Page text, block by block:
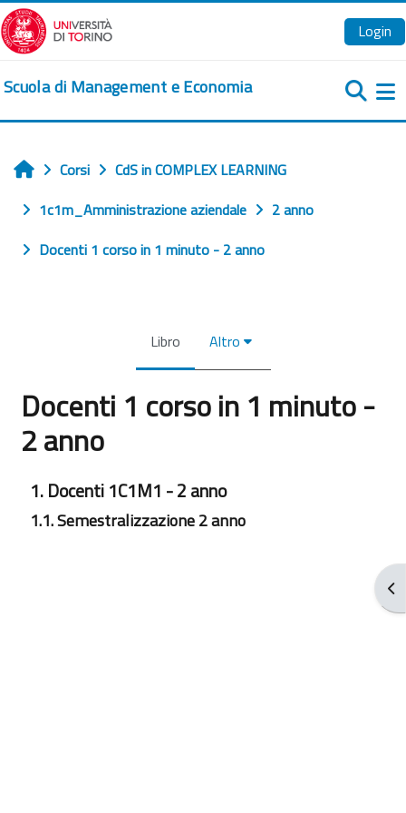
Vai al contenuto principale
Login
Scuola di Management e Economia
Home
Corsi
CdS in COMPLEX LEARNING
1c1m_Amministrazione aziendale
2 anno
Docenti 1 corso in 1 minuto - 2 anno
Libro Altro
Docenti 1 corso in 1 minuto -
2 anno
1. Docenti 1C1M1 - 2 anno
1.1. Semestralizzazione 2 anno